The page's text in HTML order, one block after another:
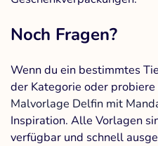
Noch Fragen?
Wenn du ein bestimmtes
der Kategorie oder
Malvorlage Delfin mit
Inspiration. Alle Vorlagen
verfügbar und schnell